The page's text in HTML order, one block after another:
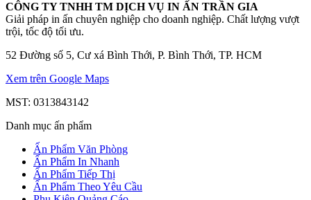
CÔNG TY TNHH TM DỊCH VỤ IN ẤN TRẦN GIA
Giải pháp in ấn chuyên nghiệp cho doanh nghiệp. Chất lượng vượt
trội, tốc độ tối ưu.
52 Đường số 5, Cư xá Bình Thới, P. Bình Thới, TP. HCM
Xem trên Google Maps
MST: 0313843142
Danh mục ấn phẩm
Ấn Phẩm Văn Phòng
Ấn Phẩm In Nhanh
Ấn Phẩm Tiếp Thị
Ấn Phẩm Theo Yêu Cầu